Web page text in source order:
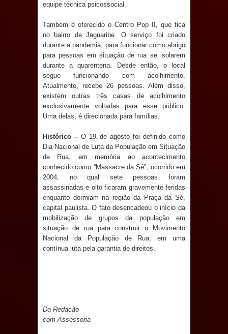
Prefeito Major Sidnei busca em
Brasília recursos para nova Casa de
Acolhida e CRAS de Sapé
Denise Ribeiro toma posse no
Convenção em Brasília
Dois Gigantes da Poesia Paraibana
inspiram a IV FEIRA LITERÁRIA DO
BREJO em Guarabira
Vereador Davyd Matias reúne cerca
de 200 lideranças em apoio à pré-
Mari marca presença no maior
equipe técnica psicossocial.
Também é oferecido o Centro Pop II, que fica
no bairro de Jaguaribe. O serviço foi criado
durante a pandemia, para funcionar como abrigo
para pessoas em situação de rua se isolarem
durante a quarentena. Desde então, o local
segue funcionando com acolhimento.
Atualmente, recebe 26 pessoas. Além disso,
existem outras três casas de acolhimento
exclusivamente voltadas para esse público.
Uma delas, é direcionada para famílias.
Histórico –O 19 de agosto foi definido como
Dia Nacional de Luta da População em Situação
de Rua, em memória ao acontecimento
conhecido como “Massacre da Sé”, ocorrido em
2004, no qual sete pessoas foram
assassinadas e oito ficaram gravemente feridas
enquanto dormiam na região da Praça da Sé,
capital paulista. O fato desencadeou o início da
mobilização de grupos da população em
situação de rua para construir o Movimento
Nacional da População de Rua, em uma
contínua luta pela garantia de direitos.
Da Redação
com Assessoria